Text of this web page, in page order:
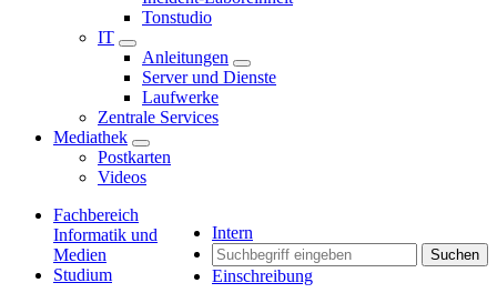
Tonstudio
IT
Anleitungen
Server und Dienste
Laufwerke
Zentrale Services
Mediathek
Postkarten
Videos
Intern
Suchen
Einschreibung
Fachbereich
Informatik und
Medien
Studium